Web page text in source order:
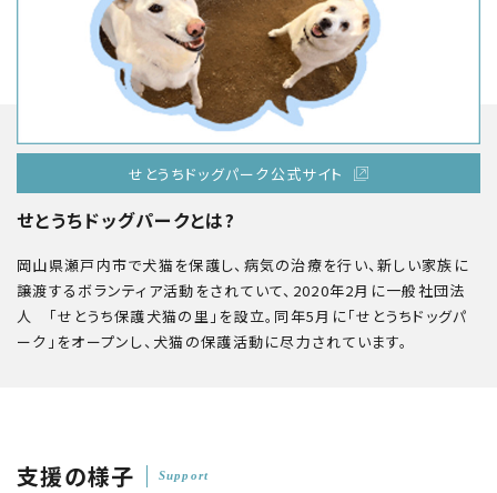
せとうちドッグパークとは?
岡山県瀬戸内市で犬猫を保護し、病気の治療を行い、新しい家族に
譲渡するボランティア活動をされていて、2020年2月に一般社団法
人 「せとうち保護犬猫の里」を設立。同年5月に「せとうちドッグパ
ーク」をオープンし、犬猫の保護活動に尽力されています。
せとうちドッグパーク公式サイト
支援の様子 Support